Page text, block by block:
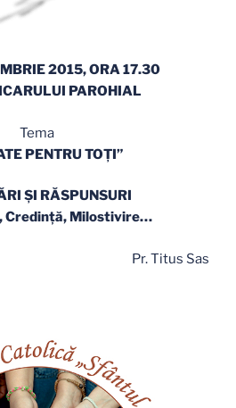
2015, ORA 17.30
PAROHIAL
Tema
PENTRU TOŢI”
ŞI RĂSPUNSURI
Credinţă, Milostivire…
Pr. Titus Sas